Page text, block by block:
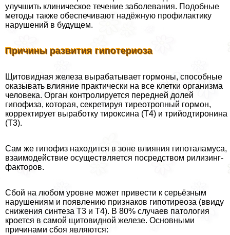
улучшить клиническое течение заболевания. Подобные
методы также обеспечивают надёжную профилактику
нарушений в будущем.
Причины развития гипотериоза
Щитовидная железа выpaбатывает гормоны, способные
оказывать влияние пpaктически на все клетки организма
человека. Орган контролируется передней долей
гипофиза, которая, секретируя тиреотропный гормон,
корректирует выработку тироксина (Т4) и трийодтиронина
(Т3).
Сам же гипофиз находится в зоне влияния гипоталамуса,
взаимодействие осуществляется посредством рилизинг-
факторов.
Сбой на любом уровне может привести к серьёзным
нарушениям и появлению признаков гипотиреоза (ввиду
снижения синтеза Т3 и Т4). В 80% случаев патология
кроется в самой щитовидной железе. Основными
причинами сбоя являются: